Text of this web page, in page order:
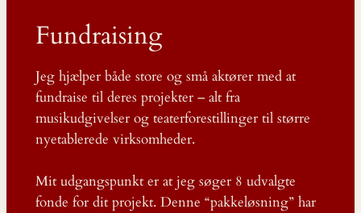
Fundraising
Jeg hjælper både store og små aktører med at
fundraise til deres projekter – alt fra
musikudgivelser og teaterforestillinger til større
nyetablerede virksomheder.
Mit udgangspunkt er at jeg søger 8 udvalgte
fonde for dit projekt. Denne “pakkeløsning” har